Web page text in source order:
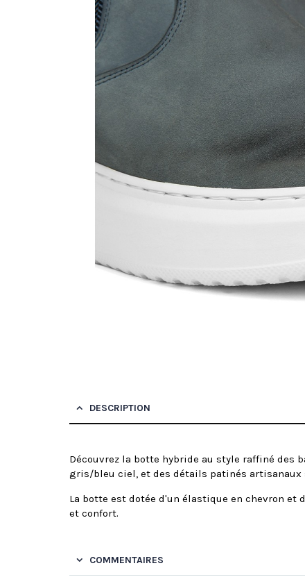
DESCRIPTION
Découvrez la botte hybride au style raffiné des
gris/bleu ciel, et des détails patinés
La botte est dotée d'un élastique en chevron et
et confort.
COMMENTAIRES